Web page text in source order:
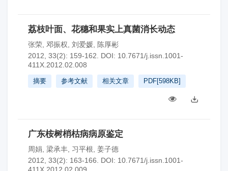
荔枝叶面、花穗和果实上真菌消长动态
张荣 邓振权 刘爱媛
陈厚彬
2012, 33(2): 159-162.
DOI: 10.7671/j.issn.1001-
411X.2012.02.008
摘要 参考文献 相关文章 PDF[598KB]
广东桉树梢枯病病原鉴定
周娟 梁承丰 习平根 姜子德
2012, 33(2): 163-166.
DOI: 10.7671/j.issn.1001-